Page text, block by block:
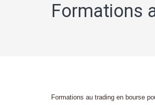
Formations
Formations au trading en bourse